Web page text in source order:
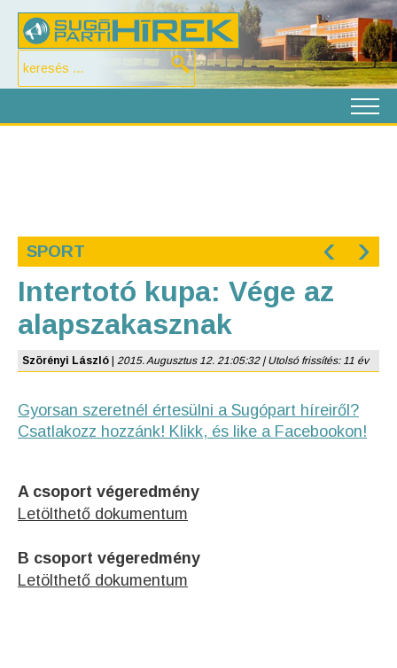
SPORT ‹ ›
Intertotó kupa: Vége az
alapszakasznak
Szörényi László 2015. Augusztus 12. 21:05:32 | Utolsó frissítés: 11 év
Gyorsan szeretnél értesülni a Sugópart híreiről?
Csatlakozz hozzánk! Klikk, és like a Facebookon!
A csoport végeredmény
Letölthető dokumentum
B csoport végeredmény
Letölthető dokumentum